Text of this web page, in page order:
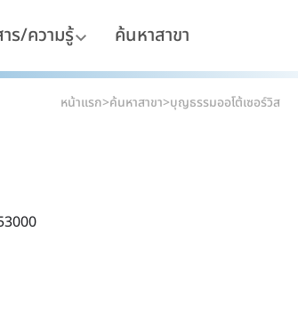
ร/ความรู้ ค้นหาสาขา
หน้าแรก>ค้นหาสาขา>บุญธรรมออโต้เซอร์วิส